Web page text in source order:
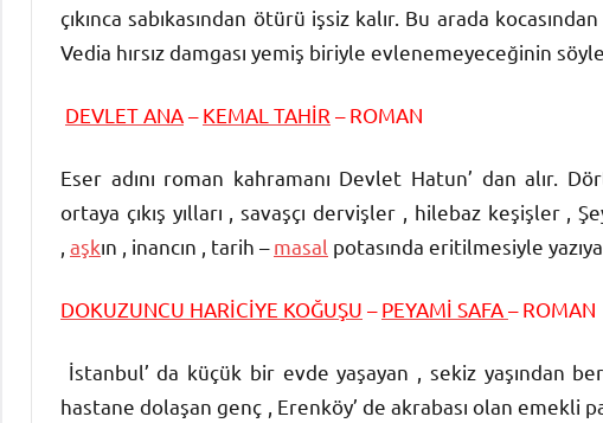
çıkınca sabıkasından ötürü işsiz kalır. Bu arada
Vedia hırsız damgası yemiş biriyle evlenemeyeceğinin
DEVLET ANA–KEMAL TAHİR – ROMAN
Eser adını roman kahramanı Devlet Hatun’ dan alır.
ortaya çıkış yılları , savaşçı dervişler , hilebaz keşişler ,
aşkın , inancın , tarih –masal potasında eritilmesiyle
DOKUZUNCU HARİCİYE KOĞUŞU –PEYAMİ SAFA– ROMAN
İstanbul’ da küçük bir evde yaşayan , sekiz yaşından
hastane dolaşan genç , Erenköy’ de akrabası olan emekli